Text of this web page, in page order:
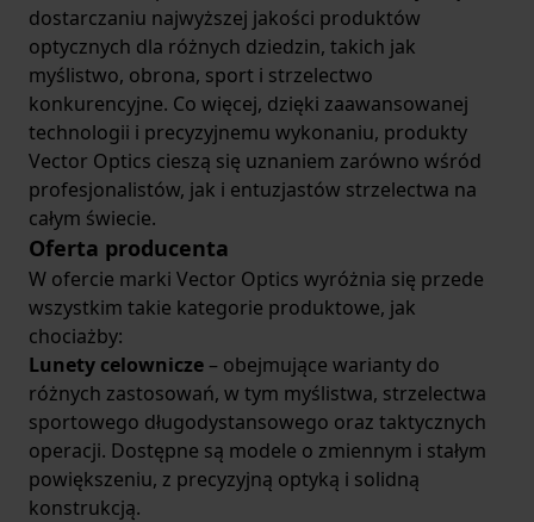
dostarczaniu najwyższej jakości produktów
optycznych dla różnych dziedzin, takich jak
myślistwo, obrona, sport i strzelectwo
konkurencyjne. Co więcej, dzięki zaawansowanej
technologii i precyzyjnemu wykonaniu, produkty
Vector Optics cieszą się uznaniem zarówno wśród
profesjonalistów, jak i entuzjastów strzelectwa na
całym świecie.
Oferta producenta
W ofercie marki Vector Optics wyróżnia się przede
wszystkim takie kategorie produktowe, jak
chociażby:
Lunety celownicze – obejmujące warianty do
różnych zastosowań, w tym myślistwa, strzelectwa
sportowego długodystansowego oraz taktycznych
operacji. Dostępne są modele o zmiennym i stałym
powiększeniu, z precyzyjną optyką i solidną
konstrukcją.